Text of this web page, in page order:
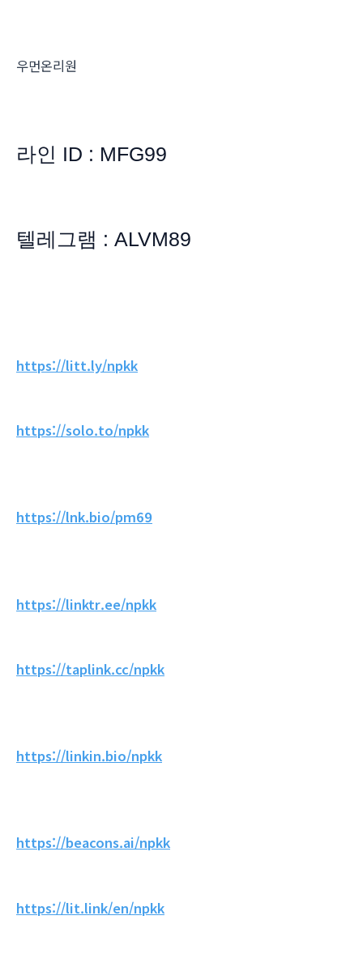
우먼온리원
라인 ID : MFG99
텔레그램 : ALVM89
https://litt.ly/npkk
https://solo.to/npkk
https://lnk.bio/pm69
https://linktr.ee/npkk
https://taplink.cc/npkk
https://linkin.bio/npkk
https://beacons.ai/npkk
https://lit.link/en/npkk